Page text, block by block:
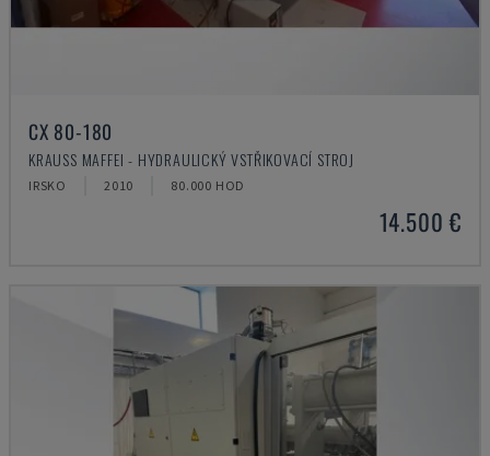
CX 80-180
KRAUSS MAFFEI - HYDRAULICKÝ VSTŘIKOVACÍ STROJ
IRSKO 2010 80.000 HOD
14.500 €